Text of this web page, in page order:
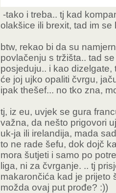
-tako i treba.. tj kad
olakšice ili brexit, tad im
btw, rekao bi da su
povlačenju s tržišta.. tad
posjeduju.. i kao
će joj ujko opaliti čvrgu,
ipak thešef... no tko zna,
tj, iz eu, uvjek se gura
važna, da nešto prigovori
uk-ja ili irelandija, mada
to ne rade šefu, dok dojč
mora šutjeti i samo po
liga, ni za čvrganje. .. tj
makarončića kad je prijeto
možda ovaj put prođe? :))